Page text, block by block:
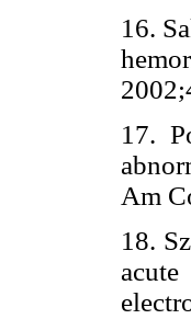
16.
17.
Am
18.